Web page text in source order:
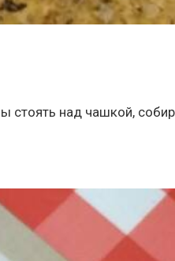
стоять над чашкой,